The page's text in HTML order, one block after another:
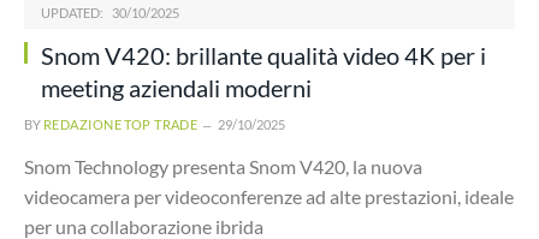
UPDATED: 30/10/2025
Snom V420: brillante qualità video 4K per i
meeting aziendali moderni
BY REDAZIONE TOP TRADE 29/10/2025
Snom Technology presenta Snom V420, la nuova
videocamera per videoconferenze ad alte prestazioni, ideale
per una collaborazione ibrida